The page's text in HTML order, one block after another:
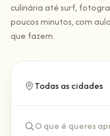
culinária até surf,
poucos minutos, com
que fazem.